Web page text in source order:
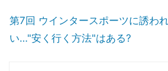
第7回 ウインタースポーツに誘わ
い…"安く行く方法"はある?